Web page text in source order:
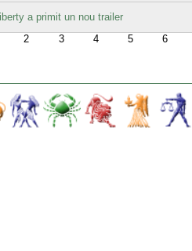
a primit un nou trailer
2 3 4 5 6